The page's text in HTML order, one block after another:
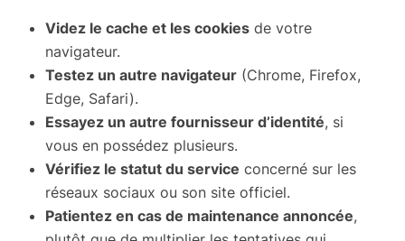
Videz le cache et les cookies de votre
navigateur.
Testez un autre navigateur (Chrome, Firefox,
Edge, Safari).
Essayez un autre fournisseur d’identité, si
vous en possédez plusieurs.
Vérifiez le statut du service concerné sur les
réseaux sociaux ou son site officiel.
Patientez en cas de maintenance annoncée,